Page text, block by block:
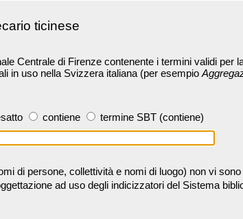
ticinese
Centrale di Firenze contenente i termini validi per
in uso nella Svizzera italiana (per esempio
contiene termine SBT (contiene)
di persone, collettività e nomi di luogo) non vi
ad uso degli indicizzatori del Sistema